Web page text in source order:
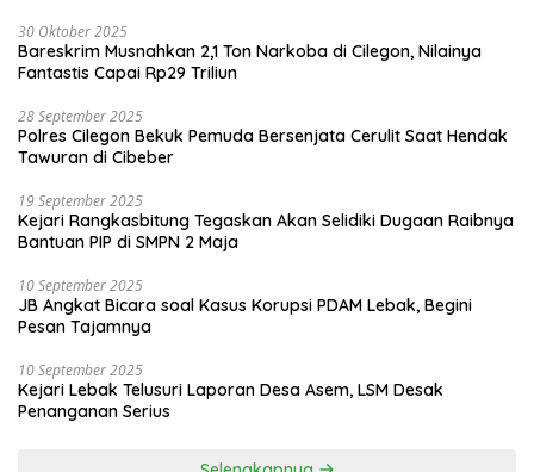
30 Oktober 2025
Bareskrim Musnahkan 2,1 Ton Narkoba di Cilegon, Nilainya
Fantastis Capai Rp29 Triliun
28 September 2025
Polres Cilegon Bekuk Pemuda Bersenjata Cerulit Saat Hendak
Tawuran di Cibeber
19 September 2025
Kejari Rangkasbitung Tegaskan Akan Selidiki Dugaan Raibnya
Bantuan PIP di SMPN 2 Maja
10 September 2025
JB Angkat Bicara soal Kasus Korupsi PDAM Lebak, Begini
Pesan Tajamnya
10 September 2025
Kejari Lebak Telusuri Laporan Desa Asem, LSM Desak
Penanganan Serius